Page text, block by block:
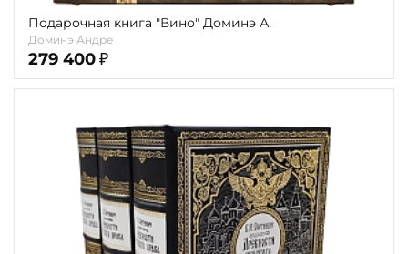
Подарочная книга "Вино" Доминэ А.
Доминэ Андре
279 400 ₽